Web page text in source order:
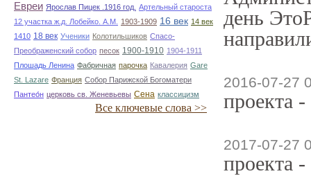
Евреи Ярослав Пицек .1916 год. Артельный староста
12 участка ж.д. Лобейко. А.М.
1903-1909 16 век 14 век
1410 18 век Ученики Колотильшиков Спасо-
Преображенский собор песок 1900-1910 1904-1911
Плошадь Ленина Фабричная парочка Кавалерия Gare
St. Lazare Франция Собор Парижской Богоматери
Пантео́н церковь св. Женевьевы Сена классицизм
Все ключевые слова >>
день
2016-07-27
проекта
2017-07-27
проекта